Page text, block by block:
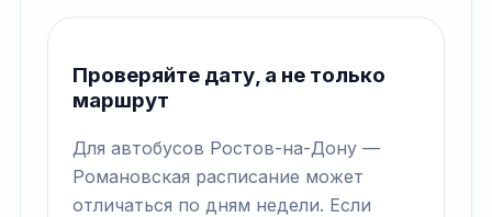
Проверяйте дату, а не только
маршрут
Для автобусов Ростов-на-Дону —
Романовская расписание может
отличаться по дням недели. Если